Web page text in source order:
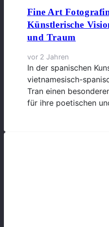
Fine Art
Künstlerische
und Traum
vor 2 Jahren
In der spanischen
vietnamesisch-
Tran einen
für ihre poetischen